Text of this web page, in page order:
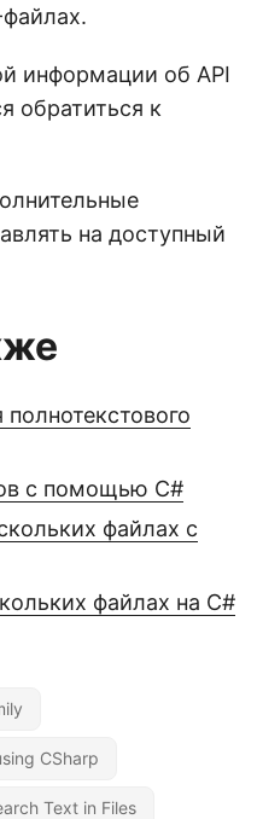
информации об API
обратиться к
на доступный
с помощью C#
файлах с
файлах на C#
CSharp
Text in Files